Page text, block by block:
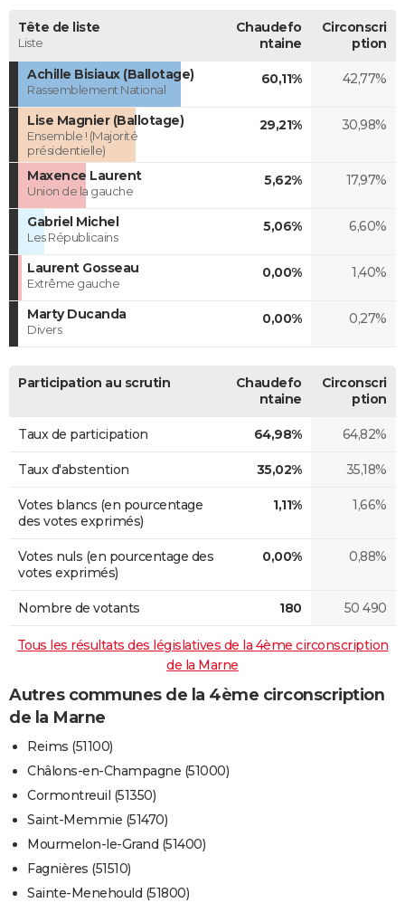
Tête de liste
Liste
Chaudefo
ntaine
Circonscri
ption
Achille Bisiaux (Ballotage)
Rassemblement National
60,11% 42,77%
Lise Magnier (Ballotage)
Ensemble ! (Majorité
présidentielle)
29,21% 30,98%
Maxence Laurent
Union de la gauche
5,62% 17,97%
Gabriel Michel
Les Républicains
5,06% 6,60%
Laurent Gosseau
Extrême gauche
0,00% 1,40%
Marty Ducanda
Divers
0,00% 0,27%
Participation au scrutin
Chaudefo
ntaine
Circonscri
ption
Taux de participation 64,98% 64,82%
Taux d'abstention 35,02% 35,18%
Votes blancs (en pourcentage
des votes exprimés)
1,11% 1,66%
Votes nuls (en pourcentage des
votes exprimés)
0,00% 0,88%
Nombre de votants 180 50 490
Tous les résultats des législatives de la 4ème circonscription
de la Marne
Autres communes de la 4ème circonscription
de la Marne
Reims (51100)
Châlons-en-Champagne (51000)
Cormontreuil (51350)
Saint-Memmie (51470)
Mourmelon-le-Grand (51400)
Fagnières (51510)
Sainte-Menehould (51800)